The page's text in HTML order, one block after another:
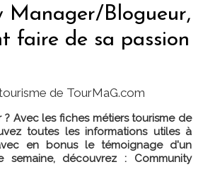
Manager/Blogueur,
faire de sa passion
de TourMaG.com
? Avec les fiches métiers tourisme de
toutes les informations utiles à
en bonus le témoignage d'un
semaine, découvrez : Community